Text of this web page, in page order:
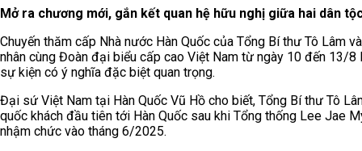
Mở ra chương mới, gắn kết quan hệ hữu nghị giữa hai dân
Chuyến thăm cấp Nhà nước Hàn Quốc của Tổng Bí thư Tô Lâm
nhân cùng Đoàn đại biểu cấp cao Việt Nam từ ngày 10 đến 13/8
sự kiện có ý nghĩa đặc biệt quan trọng.
Đại sứ Việt Nam tại Hàn Quốc Vũ Hồ cho biết, Tổng Bí thư Tô
quốc khách đầu tiên tới Hàn Quốc sau khi Tổng thống Lee Jae
nhậm chức vào tháng 6/2025.